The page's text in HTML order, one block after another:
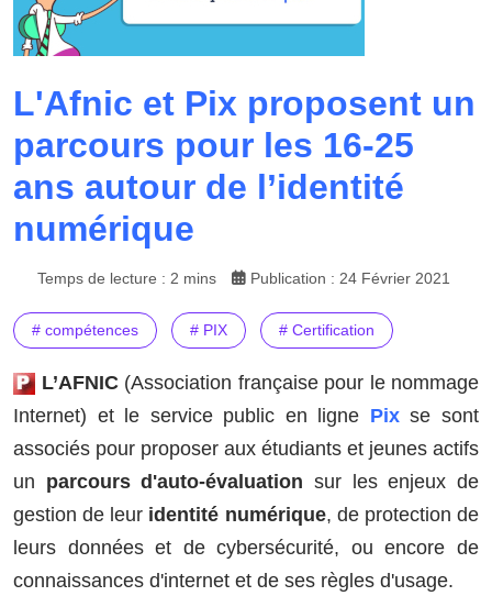
L'Afnic et Pix proposent un
parcours pour les 16-25
ans autour de l’identité
numérique
Temps de lecture : 2 mins Publication : 24 Février 2021
# compétences # PIX # Certification
L’AFNIC(Association française pour le nommage
Internet) et le service public en ligne Pixse sont
associés pour proposer aux étudiants et jeunes actifs
un parcours d'auto-évaluation sur les enjeux de
gestion de leur identité numérique, de protection de
leurs données et de cybersécurité, ou encore de
connaissances d'internet et de ses règles d'usage.